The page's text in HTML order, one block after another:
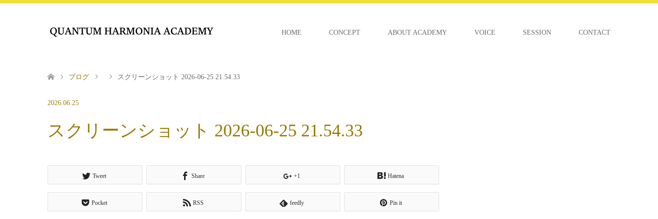
HOME CONCEPT ABOUT ACADEMY VOICE SESSION CONTACT
ブログ スクリーンショット 2026-06-25 21.54.33
2026.06.25
スクリーンショット 2026-06-25 21.54.33
Tweet Share +1 Hatena
Pocket RSS feedly Pin it